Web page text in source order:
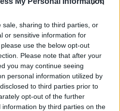
sale, sharing to third parties, or
or sensitive information for
use the below opt-out
Please note that after your
you may continue seeing
personal information utilized by
to third parties prior to
opt-out of the further
by third parties on the